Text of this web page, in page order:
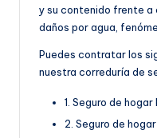
y su contenido frente a
daños por agua,
Puedes contratar los
nuestra correduría de
1. Seguro de
2. Seguro de